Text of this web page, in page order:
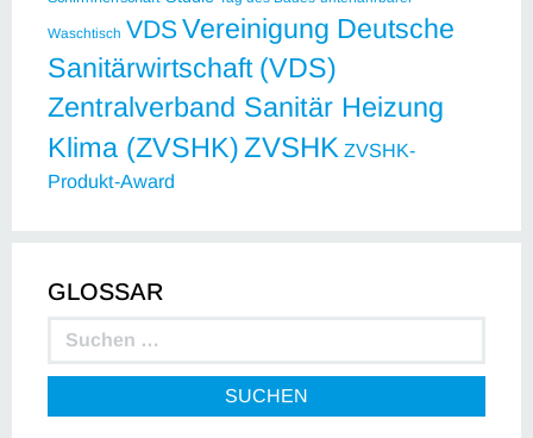
Waschtisch VDSVereinigung Deutsche
Sanitärwirtschaft (VDS)
Zentralverband Sanitär Heizung
Klima (ZVSHK)ZVSHK ZVSHK-
Produkt-Award
GLOSSAR
SUCHEN